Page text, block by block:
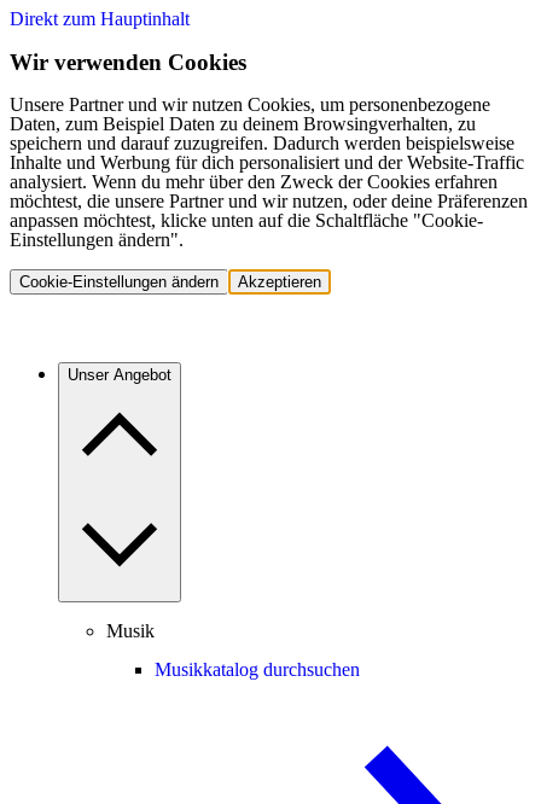
Direkt zum Hauptinhalt
Wir verwenden Cookies
Unsere Partner und wir nutzen Cookies, um personenbezogene
Daten, zum Beispiel Daten zu deinem Browsingverhalten, zu
speichern und darauf zuzugreifen. Dadurch werden beispielsweise
Inhalte und Werbung für dich personalisiert und der Website-Traffic
analysiert. Wenn du mehr über den Zweck der Cookies erfahren
möchtest, die unsere Partner und wir nutzen, oder deine Präferenzen
anpassen möchtest, klicke unten auf die Schaltfläche "Cookie-
Einstellungen ändern".
Cookie-Einstellungen ändern Akzeptieren
Unser Angebot
Musik
Musikkatalog durchsuchen